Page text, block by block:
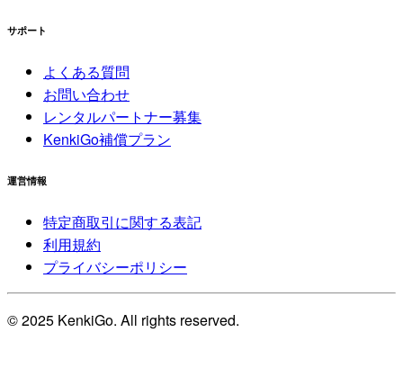
サポート
よくある質問
お問い合わせ
レンタルパートナー募集
KenkiGo補償プラン
運営情報
特定商取引に関する表記
利用規約
プライバシーポリシー
© 2025 KenkiGo. All rights reserved.